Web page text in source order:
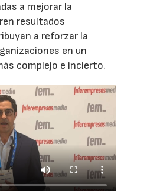
a mejorar la
resultados
a reforzar la
en un
complejo e incierto.